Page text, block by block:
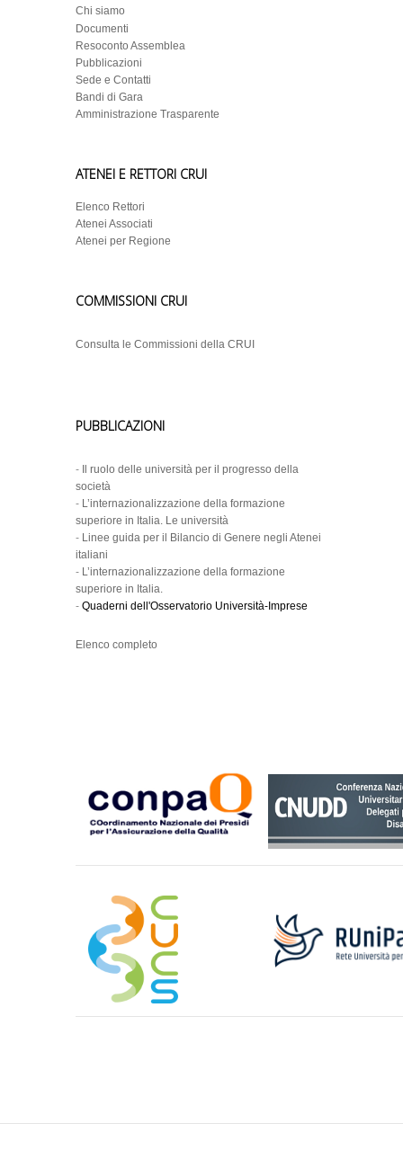
Chi siamo
Documenti
Resoconto Assemblea
Pubblicazioni
Sede e Contatti
Bandi di Gara
Amministrazione Trasparente
ATENEI E RETTORI CRUI
Elenco Rettori
Atenei Associati
Atenei per Regione
COMMISSIONI CRUI
Consulta le Commissioni della CRUI
PUBBLICAZIONI
-
Il ruolo delle università per il progresso della
società
- L’internazionalizzazione della formazione
superiore in Italia. Le università
- Linee guida per il Bilancio di Genere negli Atenei
italiani
- L’internazionalizzazione della formazione
superiore in Italia.
- Quaderni dell'Osservatorio Università-Imprese
Elenco completo